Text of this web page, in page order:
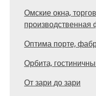
Омские окна,
Оптима порте,
Орбита,
От зари до зари